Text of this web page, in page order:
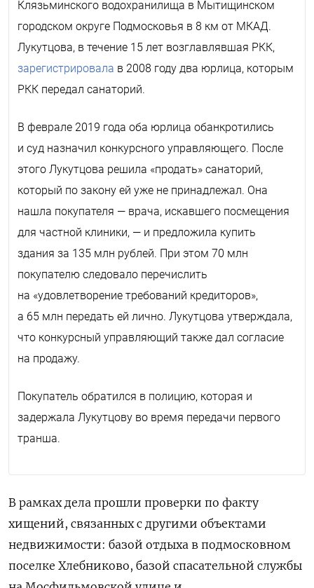
Клязьминского водохранилища в Мытищинском
городском округе Подмосковья в 8 км от МКАД.
Лукутцова, в течение 15 лет возглавлявшая РКК,
зарегистрировала в 2008 году два юрлица, которым
РКК передал санаторий.
В феврале 2019 года оба юрлица обанкротились
и суд назначил конкурсного управляющего. После
этого Лукутцова решила «продать» санаторий,
который по закону ей уже не принадлежал. Она
нашла покупателя — врача, искавшего посмещения
для частной клиники, — и предложила купить
здания за 135 млн рублей. При этом 70 млн
покупателю следовало перечислить
на «удовлетворение требований кредиторов»,
а 65 млн передать ей лично. Лукутцова утверждала,
что конкурсный управляющий также дал согласие
на продажу.
Покупатель обратился в полицию, которая и
задержала Лукутцову во время передачи первого
транша.
В рамках дела прошли проверки по факту
хищений, связанных с другими объектами
недвижимости: базой отдыха в подмосковном
поселке Хлебниково, базой спасательной службы